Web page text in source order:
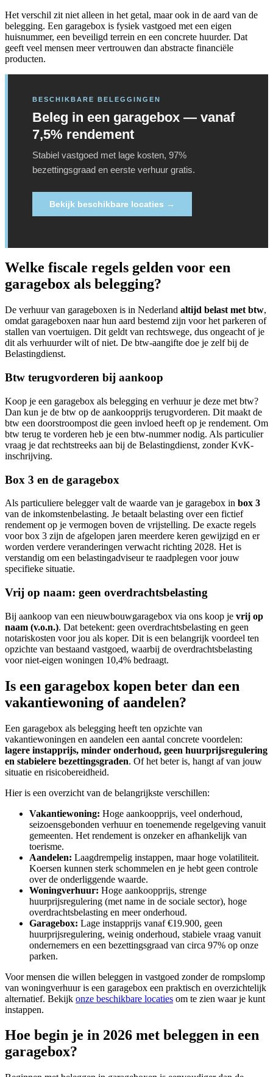
Het verschil zit niet alleen in het getal, maar ook in de aard van de
belegging. Een garagebox is fysiek vastgoed met een eigen
huisnummer, een beveiligd terrein en een concrete huurder. Dat
geeft veel mensen meer vertrouwen dan abstracte financiële
producten.
BESCHIKBARE BELEGGINGEN
Beleg in een garagebox — vanaf
7,5% rendement
Stabiel vastgoed met lage kosten, 97%
bezettingsgraad en eerste verhuur gratis.
Bekijk beschikbare locaties →
Welke fiscale regels gelden voor een
garagebox als belegging?
De verhuur van garageboxen is in Nederland altijd belast met btw,
omdat garageboxen naar hun aard bestemd zijn voor het parkeren of
stallen van voertuigen. Dit geldt van rechtswege, dus ongeacht of je
dit als verhuurder wilt of niet. De btw-aangifte doe je zelf bij de
Belastingdienst.
Btw terugvorderen bij aankoop
Koop je een garagebox als belegging en verhuur je deze met btw?
Dan kun je de btw op de aankoopprijs terugvorderen. Dit maakt de
btw een doorstroompost die geen invloed heeft op je rendement. Om
btw terug te vorderen heb je een btw-nummer nodig. Als particulier
vraag je dat rechtstreeks aan bij de Belastingdienst, zonder KvK-
inschrijving.
Box 3 en de garagebox
Als particuliere belegger valt de waarde van je garagebox in box 3
van de inkomstenbelasting. Je betaalt belasting over een fictief
rendement op je vermogen boven de vrijstelling. De exacte regels
voor box 3 zijn de afgelopen jaren meerdere keren gewijzigd en er
worden verdere veranderingen verwacht richting 2028. Het is
verstandig om een belastingadviseur te raadplegen voor jouw
specifieke situatie.
Vrij op naam: geen overdrachtsbelasting
Bij aankoop van een nieuwbouwgaragebox via ons koop je vrij op
naam (v.o.n.). Dat betekent: geen overdrachtsbelasting en geen
notariskosten voor jou als koper. Dit is een belangrijk voordeel ten
opzichte van bestaand vastgoed, waarbij de overdrachtsbelasting
voor niet-eigen woningen 10,4% bedraagt.
Is een garagebox kopen beter dan een
vakantiewoning of aandelen?
Een garagebox als belegging heeft ten opzichte van
vakantiewoningen en aandelen een aantal concrete voordelen:
lagere instapprijs, minder onderhoud, geen huurprijsregulering
en stabielere bezettingsgraden. Of het beter is, hangt af van jouw
situatie en risicobereidheid.
Hier is een overzicht van de belangrijkste verschillen:
Vakantiewoning: Hoge aankoopprijs, veel onderhoud,
seizoensgebonden verhuur en toenemende regelgeving vanuit
gemeenten. Het rendement is onzeker en afhankelijk van
toerisme.
Aandelen: Laagdrempelig instappen, maar hoge volatiliteit.
Koersen kunnen sterk schommelen en je hebt geen controle
over de onderliggende waarde.
Woningverhuur: Hoge aankoopprijs, strenge
huurprijsregulering (met name in de sociale sector), hoge
overdrachtsbelasting en meer onderhoud.
Garagebox: Lage instapprijs vanaf €19.900, geen
huurprijsregulering, weinig onderhoud, stabiele vraag vanuit
ondernemers en een bezettingsgraad van circa 97% op onze
parken.
Voor mensen die willen beleggen in vastgoed zonder de rompslomp
van woningverhuur is een garagebox een praktisch en overzichtelijk
alternatief. Bekijk onze beschikbare locaties om te zien waar je kunt
instappen.
Hoe begin je in 2026 met beleggen in een
garagebox?